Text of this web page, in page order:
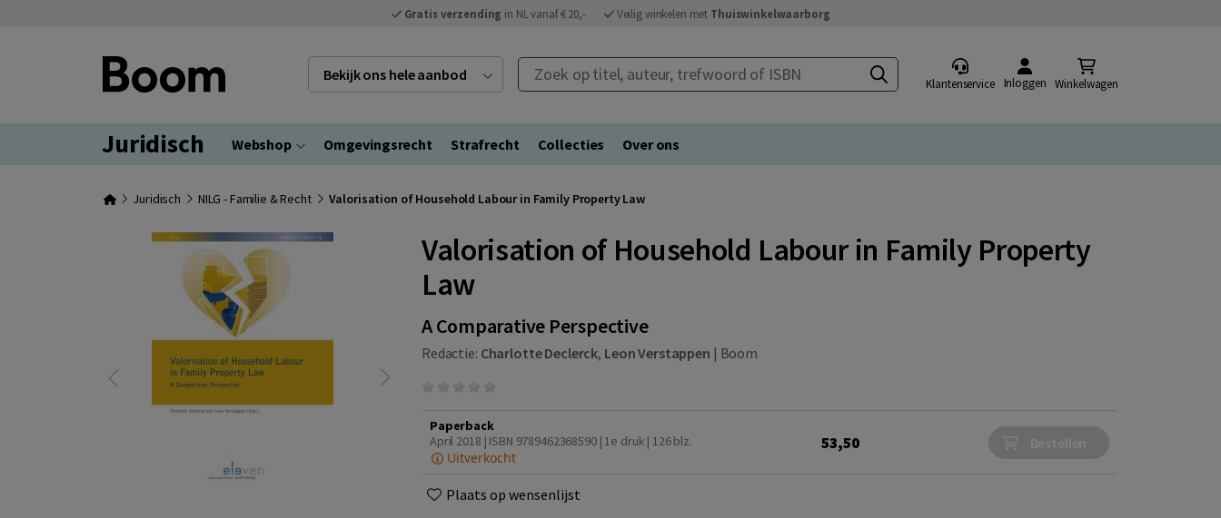
Gratis verzending in NL vanaf € 20,- Veilig winkelen met Thuiswinkelwaarborg
Bekijk ons hele aanbod Zoek op titel, auteur, trefwoord of ISBN
Klantenservice Inloggen Winkelwagen
Juridisch Webshop Omgevingsrecht Strafrecht Collecties Over ons
Juridisch NILG - Familie & Recht Valorisation of Household Labour in Family Property Law
Valorisation of Household Labour in Family Property
Law
A Comparative Perspective
Redactie: Charlotte Declerck, Leon Verstappen | Boom
Paperback
April 2018 | ISBN 9789462368590 | 1e druk | 126 blz.
Uitverkocht
53,50
Plaats op wensenlijst